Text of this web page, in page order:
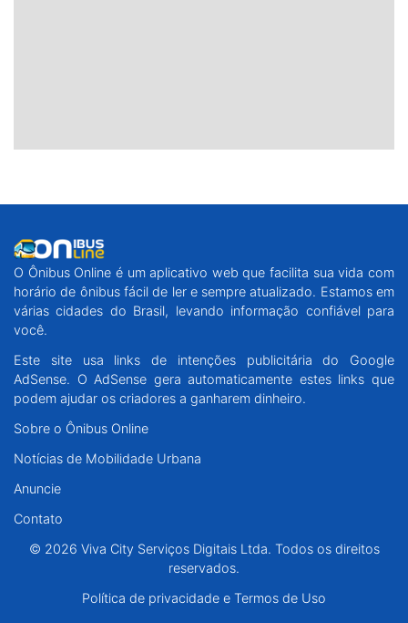
O Ônibus Online é um aplicativo web que facilita sua vida com
horário de ônibus fácil de ler e sempre atualizado. Estamos em
várias cidades do Brasil, levando informação confiável para
você.
Este site usa links de intenções publicitária do Google
AdSense. O AdSense gera automaticamente estes links que
podem ajudar os criadores a ganharem dinheiro.
Sobre o Ônibus Online
Notícias de Mobilidade Urbana
Anuncie
Contato
© 2026 Viva City Serviços Digitais Ltda. Todos os direitos
reservados.
Política de privacidade e Termos de Uso